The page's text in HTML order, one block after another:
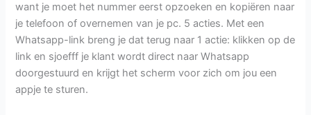
want je moet het nummer eerst opzoeken en kopiëren naar
je telefoon of overnemen van je pc. 5 acties. Met een
Whatsapp-link breng je dat terug naar 1 actie: klikken op de
link en sjoefff je klant wordt direct naar Whatsapp
doorgestuurd en krijgt het scherm voor zich om jou een
appje te sturen.